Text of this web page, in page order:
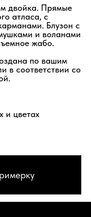
двойка. Прямые
атласа, с
Блузон с
и воланами
жабо.
по вашим
в соответствии со
и цветах